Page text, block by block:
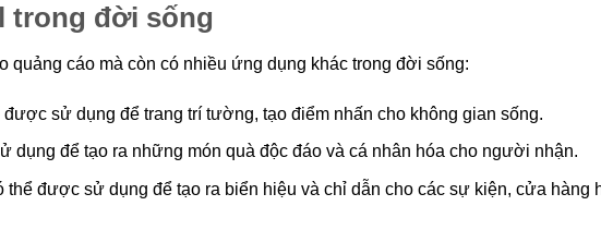
trong đời sống
quảng cáo mà còn có nhiều ứng dụng khác trong đời sống:
được sử dụng để trang trí tường, tạo điểm nhấn cho không gian sống.
dụng để tạo ra những món quà độc đáo và cá nhân hóa cho người nhận.
thể được sử dụng để tạo ra biển hiệu và chỉ dẫn cho các sự kiện, cửa hàng